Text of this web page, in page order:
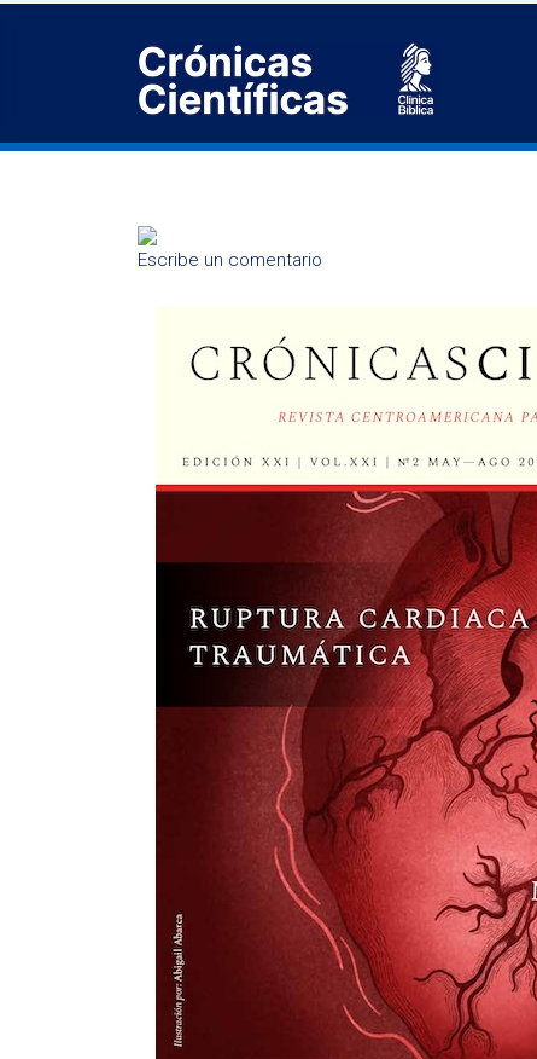
Escribe un comentario